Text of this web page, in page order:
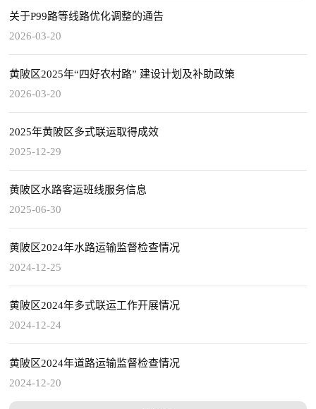
关于P99路等线路优化调整的通告
2026-03-20
黄陂区2025年“四好农村路” 建设计划及补助政策
2026-03-20
2025年黄陂区多式联运取得成效
2025-12-29
黄陂区水路客运班线服务信息
2025-06-30
黄陂区2024年水路运输监督检查情况
2024-12-25
黄陂区2024年多式联运工作开展情况
2024-12-24
黄陂区2024年道路运输监督检查情况
2024-12-20